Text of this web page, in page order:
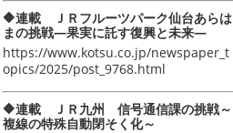
🔶連載 ＪＲフルーツパーク仙台あらは
まの挑戦―果実に託す復興と未来―
https://www.kotsu.co.jp/newspaper_t
opics/2025/post_9768.html
🔶連載 ＪＲ九州 信号通信課の挑戦～
複線の特殊自動閉そく化～